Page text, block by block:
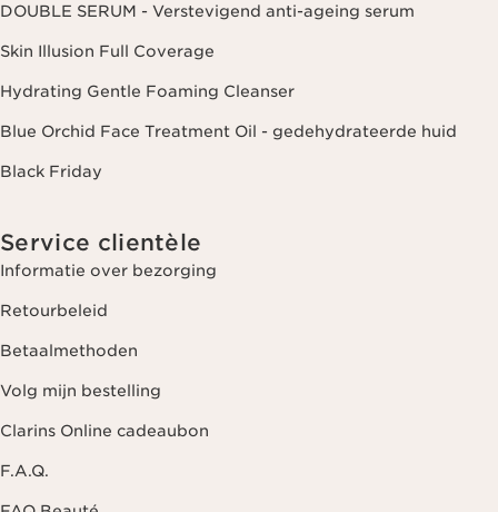
DOUBLE SERUM - Verstevigend anti-ageing serum
Skin Illusion Full Coverage
Hydrating Gentle Foaming Cleanser
Blue Orchid Face Treatment Oil - gedehydrateerde huid
Black Friday
Service clientèle
Informatie over bezorging
Retourbeleid
Betaalmethoden
Volg mijn bestelling
Clarins Online cadeaubon
F.A.Q.